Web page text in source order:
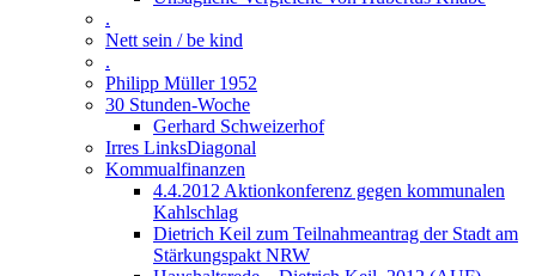
.
Nett sein / be kind
.
Philipp Müller 1952
30 Stunden-Woche
Gerhard Schweizerhof
Irres LinksDiagonal
Kommualfinanzen
4.4.2012 Aktionkonferenz gegen kommunalen
Kahlschlag
Dietrich Keil zum Teilnahmeantrag der Stadt am
Stärkungspakt NRW